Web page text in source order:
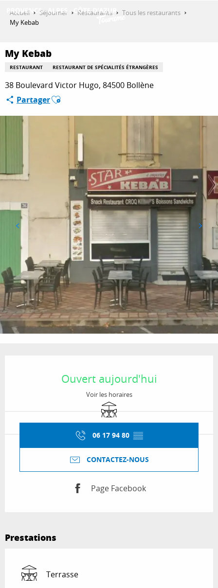
contenu
QUE FAIRE ?
SÉJOURNER
ESPACE PRO
Accueil Séjourner Restaurants
Tous les restaurants
My Kebab
My Kebab
RESTAURANT RESTAURANT DE SPÉCIALITÉS ÉTRANGÈRES
38 Boulevard Victor Hugo, 84500 Bollène
PartagerAjouter aux favoris
Ouvert aujourd'hui
Voir les horaires
Terrasse
06 17 94 80 ▒▒
CONTACTEZ-NOUS
Page Facebook
Prestations
Terrasse